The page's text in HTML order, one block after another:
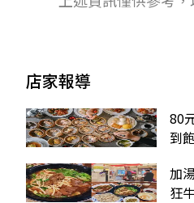
店家報導
80
到
加
狂